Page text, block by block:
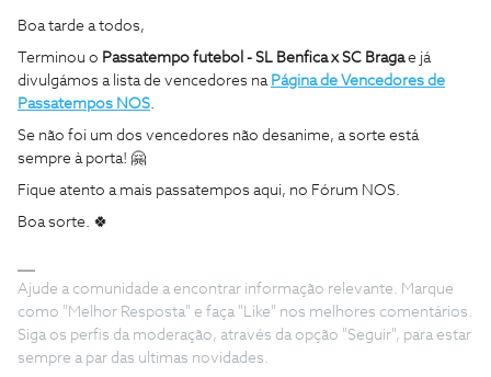
Boa tarde a todos,
Terminou o Passatempo futebol - SL Benfica x SC Bragae já
divulgámos a lista de vencedores na Página de Vencedores de
Passatempos NOS.
Se não foi um dos vencedores não desanime, a sorte está
sempre à porta! 🤗
Fique atento a mais passatempos aqui, no Fórum NOS.
Boa sorte. 🍀
Ajude a comunidade a encontrar informação relevante. Marque
como "Melhor Resposta" e faça "Like" nos melhores comentários.
Siga os perfis da moderação, através da opção "Seguir", para estar
sempre a par das ultimas novidades.